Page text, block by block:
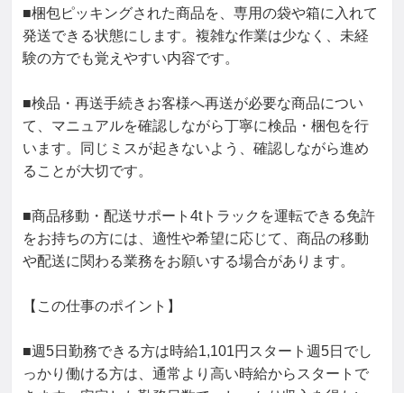
■梱包ピッキングされた商品を、専用の袋や箱に入れて
発送できる状態にします。複雑な作業は少なく、未経
験の方でも覚えやすい内容です。
■検品・再送手続きお客様へ再送が必要な商品につい
て、マニュアルを確認しながら丁寧に検品・梱包を行
います。同じミスが起きないよう、確認しながら進め
ることが大切です。
■商品移動・配送サポート4tトラックを運転できる免許
をお持ちの方には、適性や希望に応じて、商品の移動
や配送に関わる業務をお願いする場合があります。
【この仕事のポイント】
■週5日勤務できる方は時給1,101円スタート週5日でし
っかり働ける方は、通常より高い時給からスタートで